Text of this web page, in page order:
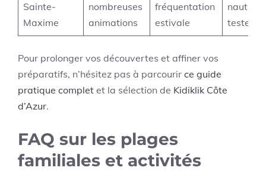
Sainte-
Maxime
nombreuses
animations
fréquentation
estivale
tester
Pour prolonger vos découvertes et affiner vos
préparatifs, n’hésitez pas à parcourir ce guide
pratique complet et la sélection de Kidiklik Côte
d’Azur.
FAQ sur les plages
familiales et activités